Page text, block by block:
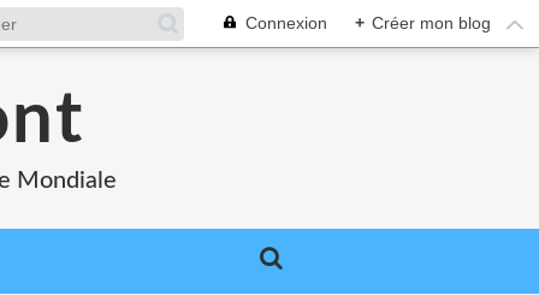
Connexion + Créer mon blog
Mondiale